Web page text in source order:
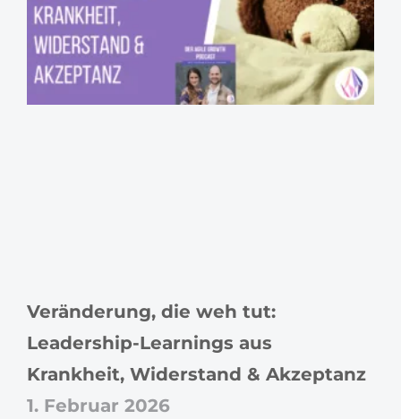
Veränderung, die weh tut:
Leadership-Learnings aus
Krankheit, Widerstand & Akzeptanz
1. Februar 2026